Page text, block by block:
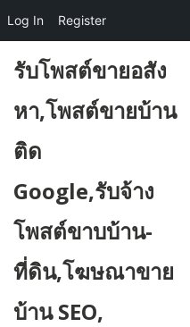
content
รับโพสต์ขายอสัง
หา,โพสต์ขายบ้าน
ติด
Google,รับจ้าง
โพสต์ขาบบ้าน-
ที่ดิน,โฆษณาขาย
บ้าน SEO,
Log In Register